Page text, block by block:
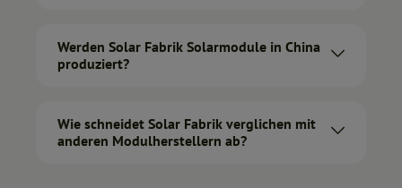
Werden Solar Fabrik Solarmodule in China
produziert?
Wie schneidet Solar Fabrik verglichen mit
anderen Modulherstellern ab?